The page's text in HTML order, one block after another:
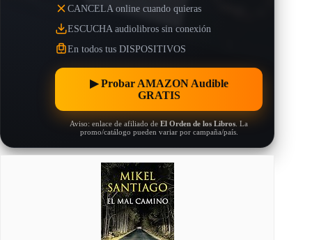
CANCELA online cuando quieras
ESCUCHA audiolibros sin conexión
En todos tus DISPOSITIVOS
▶︎ Probar AMAZON Audible
GRATIS
Aviso: enlace de afiliado deEl Orden de los Libros . La
promo/catálogo pueden variar por campaña/país.